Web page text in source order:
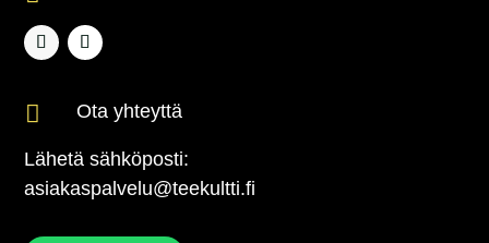
 Ota yhteyttä
Lähetä sähköposti:
asiakaspalvelu@teekultti.fi